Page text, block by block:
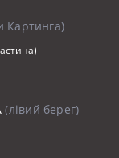
Картинга)
(лівий берег)